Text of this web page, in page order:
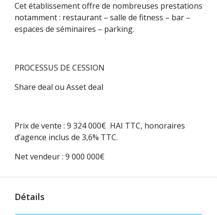
Cet établissement offre de nombreuses prestations
notamment : restaurant – salle de fitness – bar –
espaces de séminaires – parking.
PROCESSUS DE CESSION
Share deal ou Asset deal
Prix de vente : 9 324 000€ HAI TTC, honoraires
d’agence inclus de 3,6% TTC.
Net vendeur : 9 000 000€
Détails